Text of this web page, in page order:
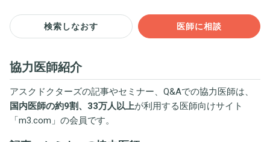
検索しなおす 医師に相談
協力医師紹介
アスクドクターズの記事やセミナー、Q&Aでの協力医師は、
国内医師の約9割、33万人以上が利用する医師向けサイト
「m3.com 」の会員です。